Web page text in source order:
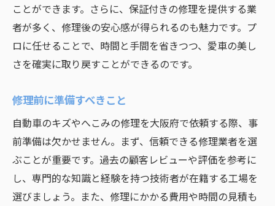
ことができます。さらに、保証付きの修理を提供する業
者が多く、修理後の安心感が得られるのも魅力です。プ
ロに任せることで、時間と手間を省きつつ、愛車の美し
さを確実に取り戻すことができるのです。
修理前に準備すべきこと
自動車のキズやへこみの修理を大阪府で依頼する際、事
前準備は欠かせません。まず、信頼できる修理業者を選
ぶことが重要です。過去の顧客レビューや評価を参考に
し、専門的な知識と経験を持つ技術者が在籍する工場を
選びましょう。また、修理にかかる費用や時間の見積も